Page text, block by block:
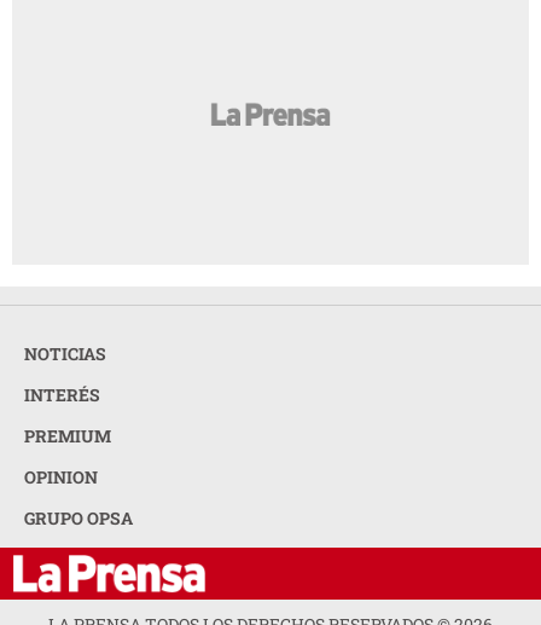
NOTICIAS
INTERÉS
PREMIUM
OPINION
GRUPO OPSA